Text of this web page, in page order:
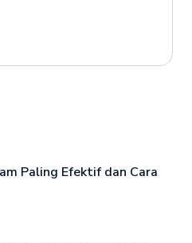
Paling Efektif dan Cara